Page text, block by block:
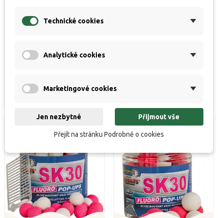
Výprodej!!! Spicy Salmon -
 K dispozici
Koupit
Výprodej!!! Signal - Boilie
Technické cookies
Analytické cookies
Marketingové cookies
Jen nezbytné Přijmout vše
Přejít na stránku Podrobně o cookies